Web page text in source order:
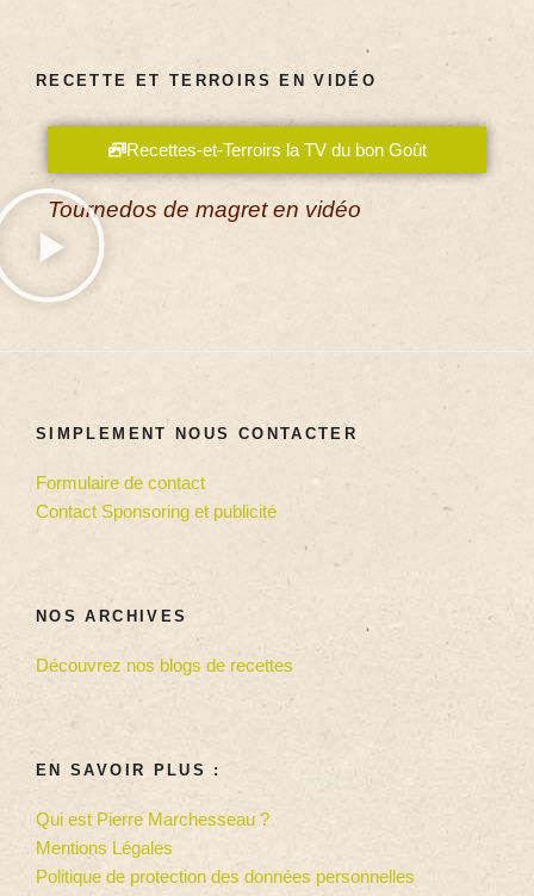
RECETTE ET TERROIRS EN VIDÉO
Recettes-et-Terroirs la TV du bon Goût
Tournedos de magret en vidéo
SIMPLEMENT NOUS CONTACTER
Formulaire de contact
Contact Sponsoring et publicité
NOS ARCHIVES
Découvrez nos blogs de recettes
EN SAVOIR PLUS :
Qui est Pierre Marchesseau ?
Mentions Légales
Politique de protection des données personnelles